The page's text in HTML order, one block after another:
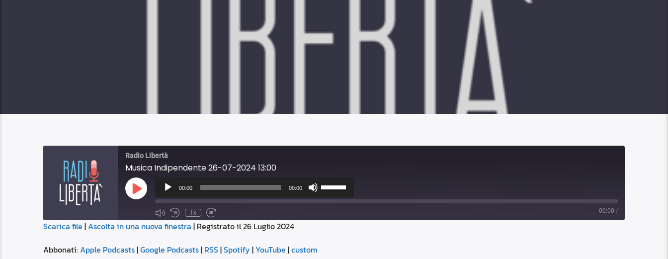
Radio Libertà
Musica Indipendente 26-07-2024 13:00
Play
Episode
Audio
Player
00:00 00:00
i
tasti
freccia
per
1x 00:00 /
SUBSCRIBE SHARE
Spotify
Scarica file |Ascolta in una nuova finestra | Registrato il 26 Luglio 2024
Abbonati:Apple Podcasts|Google Podcasts| RSS|Spotify | YouTube |custom